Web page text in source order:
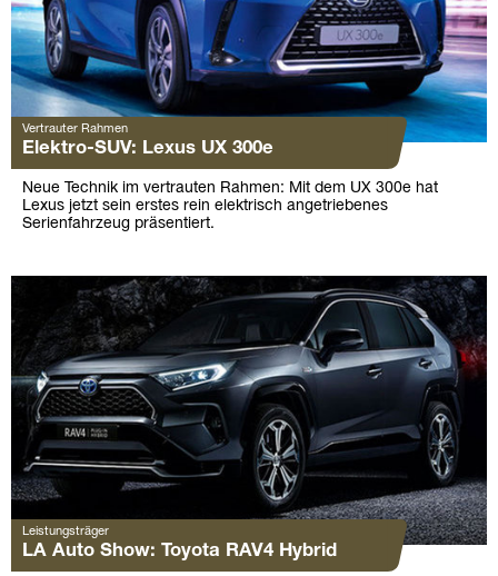
Vertrauter Rahmen
Elektro-SUV: Lexus UX 300e
Neue Technik im vertrauten Rahmen: Mit dem UX 300e hat
Lexus jetzt sein erstes rein elektrisch angetriebenes
Serienfahrzeug präsentiert.
Leistungsträger
LA Auto Show: Toyota RAV4 Hybrid